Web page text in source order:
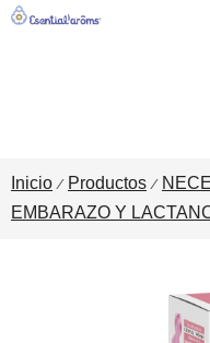
Inicio / Productos /
EMBARAZO Y